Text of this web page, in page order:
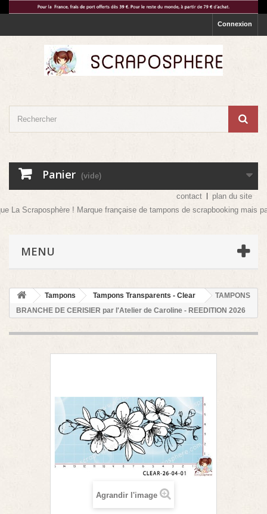
Connexion
Panier (vide)
contact
plan du site
! Marque française de tampons de scrapbooking mais pas
MENU
Tampons Tampons Transparents - Clear
TAMPONS
BRANCHE DE CERISIER par l'Atelier de Caroline - REEDITION 2026
Agrandir l'image